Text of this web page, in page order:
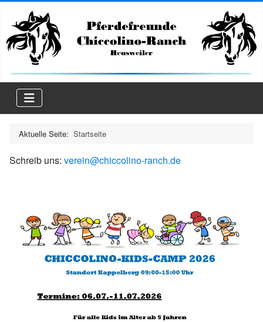
Aktuelle Seite: Startseite
Schreib uns: verein@chiccolino-ranch.de